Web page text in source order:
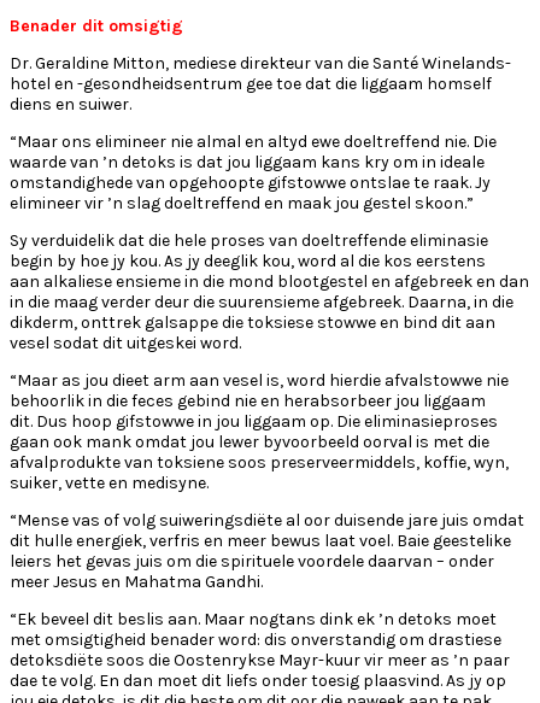
Benader dit omsigtig
Dr. Geraldine Mitton, mediese direkteur van die Santé Winelands-
hotel en -gesondheidsentrum gee toe dat die liggaam homself
diens en suiwer.
“Maar ons elimineer nie almal en altyd ewe doeltreffend nie. Die
waarde van ’n detoks is dat jou liggaam kans kry om in ideale
omstandighede van opgehoopte gifstowwe ontslae te raak. Jy
elimineer vir ’n slag doeltreffend en maak jou gestel skoon.”
Sy verduidelik dat die hele proses van doeltreffende eliminasie
begin by hoe jy kou. As jy deeglik kou, word al die kos eerstens
aan alkaliese ensieme in die mond blootgestel en afgebreek en dan
in die maag verder deur die suurensieme afgebreek. Daarna, in die
dikderm, onttrek galsappe die toksiese stowwe en bind dit aan
vesel sodat dit uitgeskei word.
“Maar as jou dieet arm aan vesel is, word hierdie afvalstowwe nie
behoorlik in die feces gebind nie en herabsorbeer jou liggaam
dit. Dus hoop gifstowwe in jou liggaam op. Die eliminasieproses
gaan ook mank omdat jou lewer byvoorbeeld oorval is met die
afvalprodukte van toksiene soos preserveermiddels, koffie, wyn,
suiker, vette en medisyne.
“Mense vas of volg suiweringsdiëte al oor duisende jare juis omdat
dit hulle energiek, verfris en meer bewus laat voel. Baie geestelike
leiers het gevas juis om die spirituele voordele daarvan – onder
meer Jesus en Mahatma Gandhi.
“Ek beveel dit beslis aan. Maar nogtans dink ek ’n detoks moet
met omsigtigheid benader word: dis onverstandig om drastiese
detoksdiëte soos die Oostenrykse Mayr-kuur vir meer as ’n paar
dae te volg. En dan moet dit liefs onder toesig plaasvind. As jy op